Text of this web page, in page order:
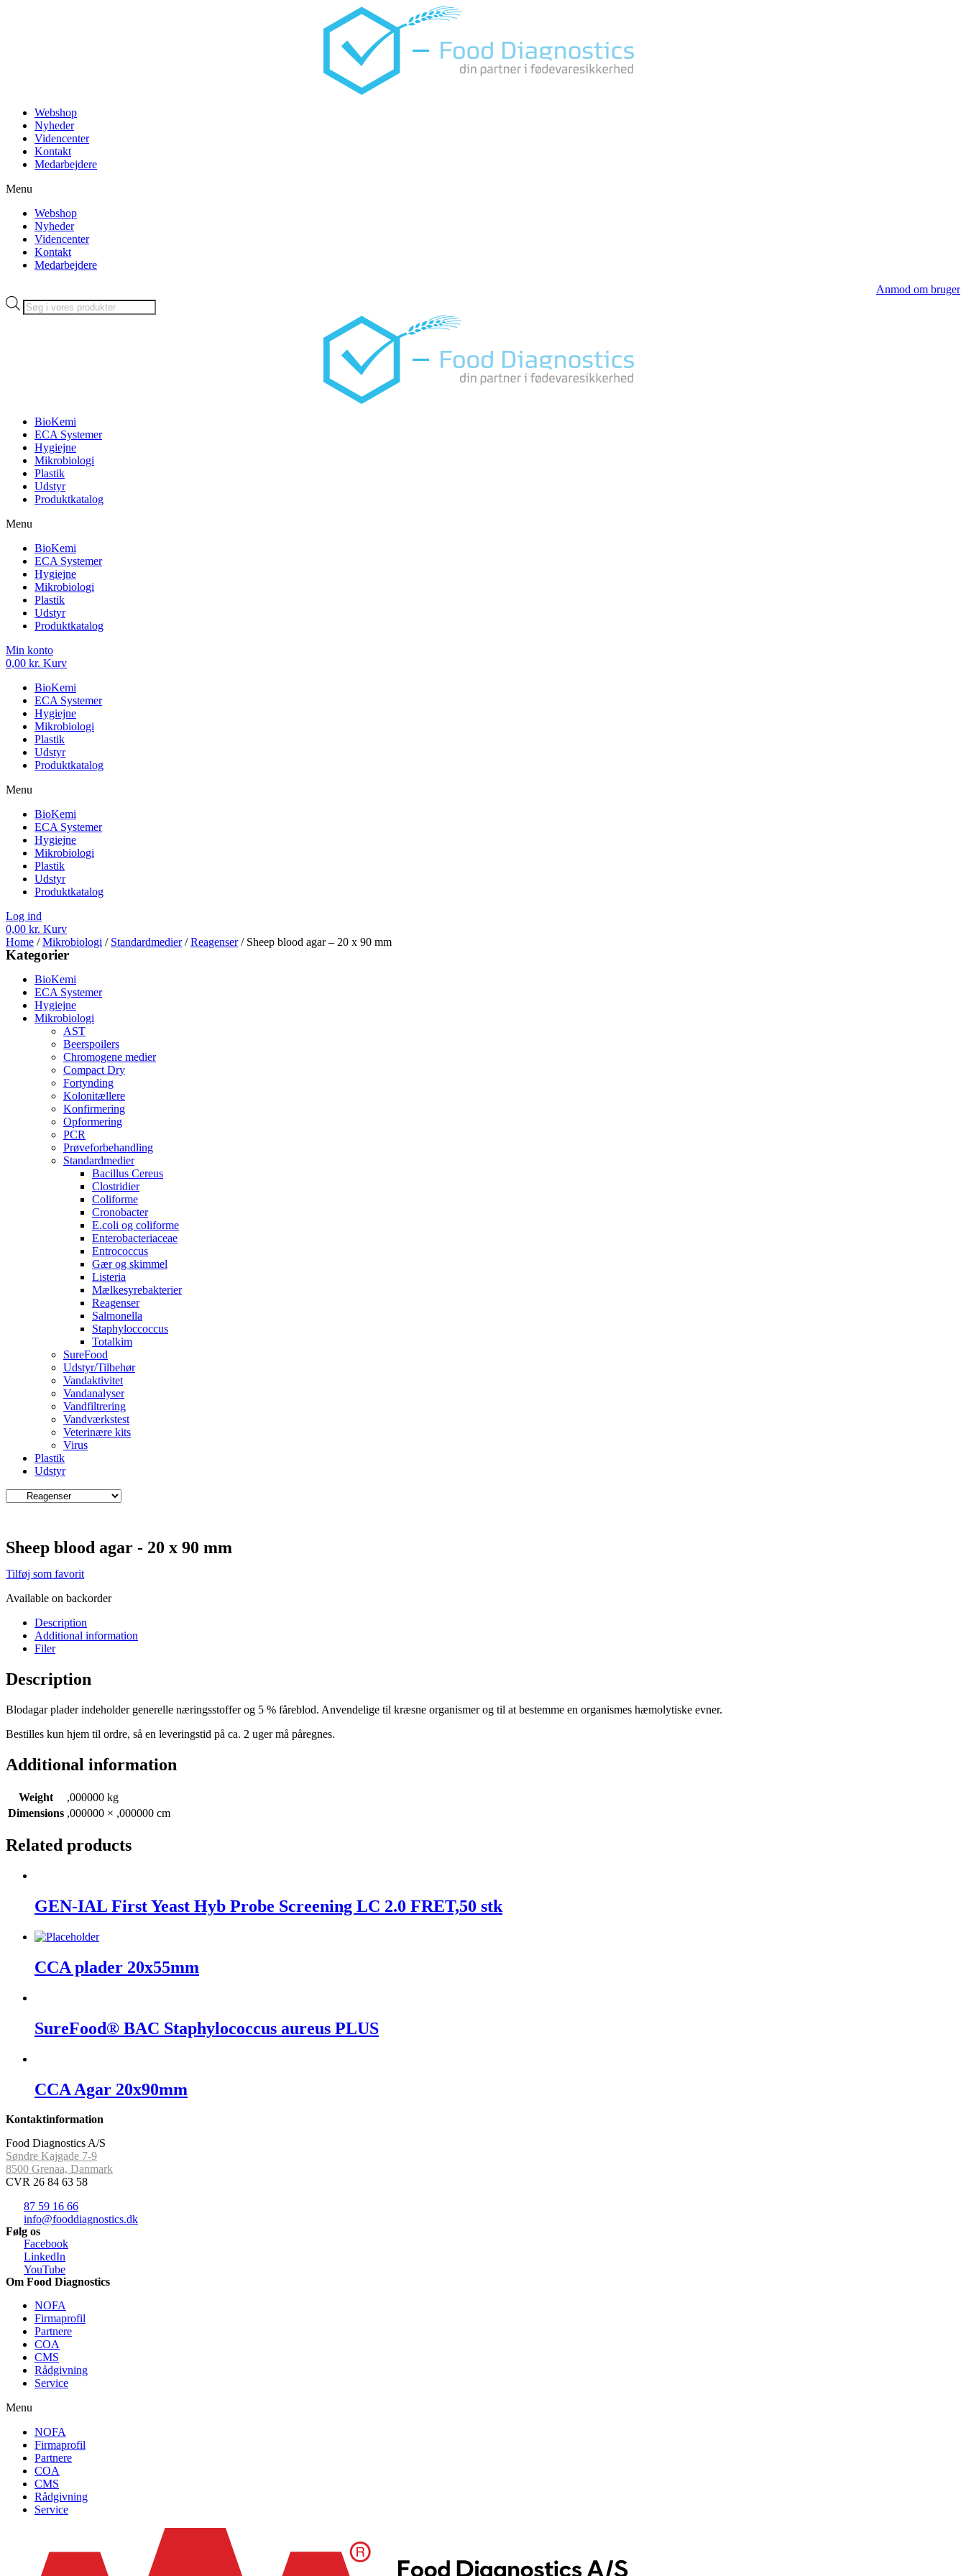
Webshop
Nyheder
Videncenter
Kontakt
Medarbejdere
Menu
Webshop
Nyheder
Videncenter
Kontakt
Medarbejdere
Anmod om bruger
Products
search
BioKemi
ECA Systemer
Hygiejne
Mikrobiologi
Plastik
Udstyr
Produktkatalog
Menu
BioKemi
ECA Systemer
Hygiejne
Mikrobiologi
Plastik
Udstyr
Produktkatalog
Min konto
0,00 kr. Kurv
BioKemi
ECA Systemer
Hygiejne
Mikrobiologi
Plastik
Udstyr
Produktkatalog
Menu
BioKemi
ECA Systemer
Hygiejne
Mikrobiologi
Plastik
Udstyr
Produktkatalog
Log ind
0,00 kr. Kurv
Home /Mikrobiologi / Standardmedier/Reagenser/ Sheep blood agar – 20 x 90 mm
Kategorier
BioKemi
ECA Systemer
Hygiejne
Mikrobiologi
AST
Beerspoilers
Chromogene medier
Compact Dry
Fortynding
Kolonitællere
Konfirmering
Opformering
PCR
Prøveforbehandling
Standardmedier
Bacillus Cereus
Clostridier
Coliforme
Cronobacter
E.coli og coliforme
Enterobacteriaceae
Entrococcus
Gær og skimmel
Listeria
Mælkesyrebakterier
Reagenser
Salmonella
Staphyloccoccus
Totalkim
SureFood
Udstyr/Tilbehør
Vandaktivitet
Vandanalyser
Vandfiltrering
Vandværkstest
Veterinære kits
Virus
Plastik
Udstyr
Sheep blood agar - 20 x 90 mm
Tilføj som favorit
Available on backorder
Description
Additional information
Filer
Description
Blodagar plader indeholder generelle næringsstoffer og 5 % fåreblod. Anvendelige til kræsne organismer og til at bestemme en organismes hæmolytiske evner.
Bestilles kun hjem til ordre, så en leveringstid på ca. 2 uger må påregnes.
Additional information
Weight
,000000 kg
Dimensions ,000000 × ,000000 cm
Related products
GEN-IAL First Yeast Hyb Probe Screening LC 2.0 FRET,50 stk
CCA plader 20x55mm
SureFood® BAC Staphylococcus aureus PLUS
CCA Agar 20x90mm
Kontaktinformation
Food Diagnostics A/S
Søndre Kajgade 7-9
8500 Grenaa, Danmark
CVR 26 84 63 58
87 59 16 66
info@fooddiagnostics.dk
Følg os
Facebook
LinkedIn
YouTube
Om Food Diagnostics
NOFA
Firmaprofil
Partnere
COA
CMS
Rådgivning
Service
Menu
NOFA
Firmaprofil
Partnere
COA
CMS
Rådgivning
Service